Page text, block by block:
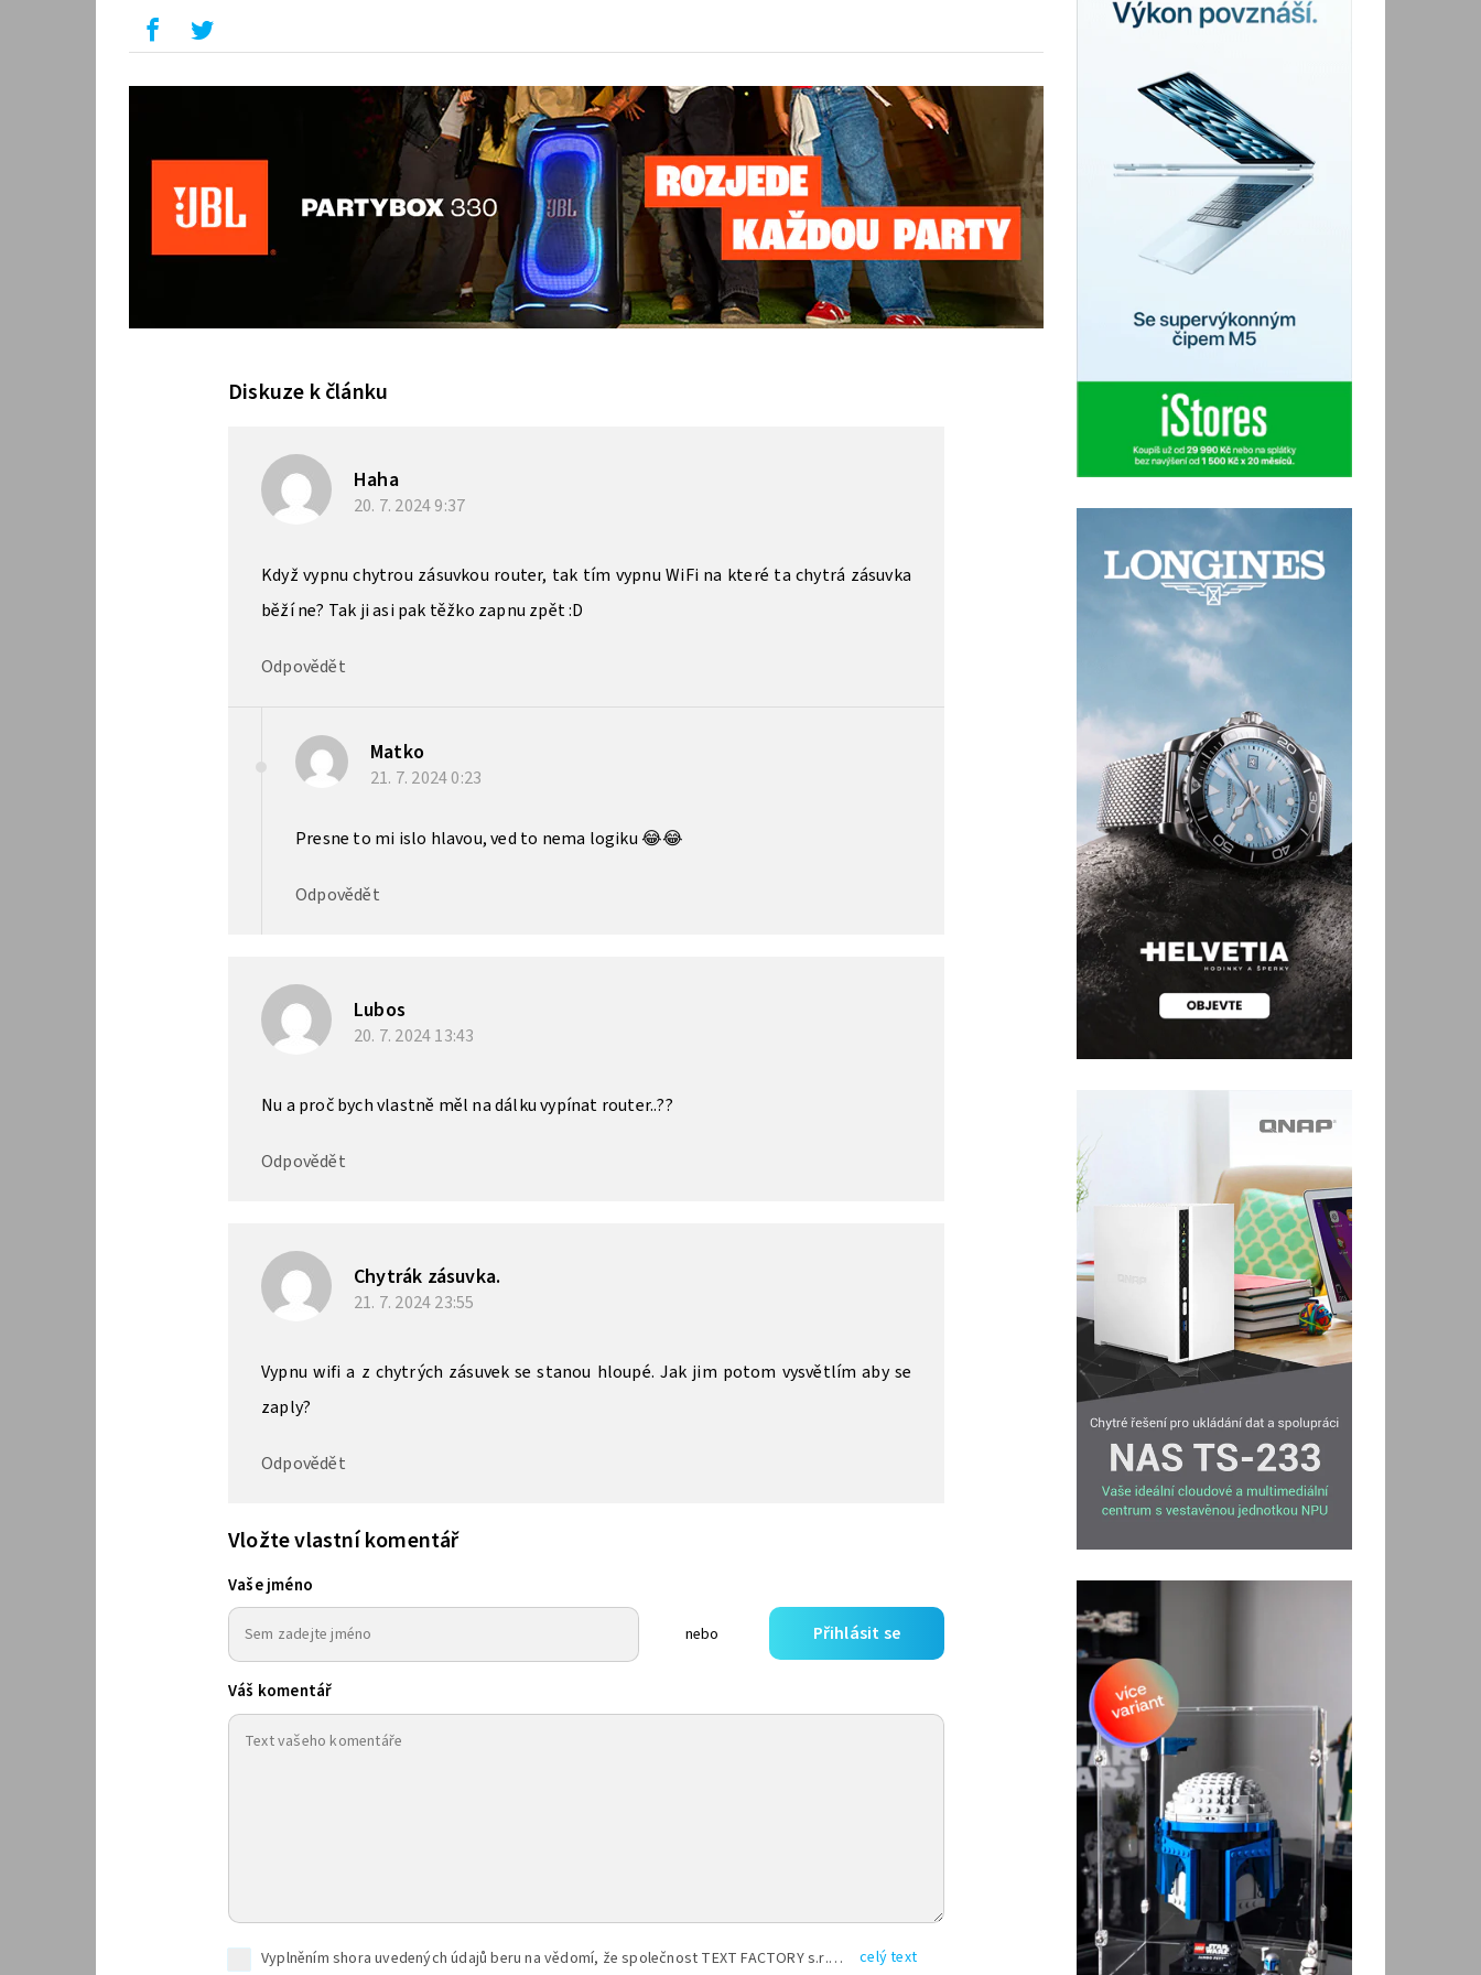
Diskuze k článku
Haha
20. 7. 20249:37
Když vypnu chytrou zásuvkou router, tak tím vypnu WiFi na které ta chytrá zásuvka
běží ne? Tak ji asi pak těžko zapnu zpět :D
Odpovědět
Matko
21. 7. 20240:23
Presne to mi islo hlavou, ved to nema logiku 😂😂
Odpovědět
Lubos
20. 7. 202413:43
Nu a proč bych vlastně měl na dálku vypínat router..??
Odpovědět
Chytrák zásuvka.
21. 7. 202423:55
Vypnu wifi a z chytrých zásuvek se stanou hloupé. Jak jim potom vysvětlím aby se
zaply?
Odpovědět
Vložte vlastní komentář
Vaše jméno
nebo Přihlásit se
Váš komentář
Vyplněním shora uvedených údajů beru na vědomí, že společnost TEXT FACTORY s.r.o., sídlem Brno, Durďákova 336/29, Černá Pole, PSČ: 613 00, IČ: 06157831, zapsané u Krajského soudu v Brně, oddíl C, vložka 100399, bude zpracovávat mé osobní údaje uvedené v rámci mnou vyplněného registračního formuláře na základě oprávněných zájmů TEXT FACTORY s.r.o. dle čl. 6 odst. 1 písm. f) GDPR a pro splnění právních povinností (čl. 6 odst. 1 písm. c) GDPR), a to pro tyto účely: nezbytnost zajistit oprávnění návštěvníka webových stránek provozovaných společností TEXT FACTORY s.r.o. přispívat aktivně ke zveřejněným článkům nebo v rámci diskusních fór a výkon práv TEXT FACTORY s.r.o. jako administrátora těchto diskusních fór. Více informací o zpracování osobních údajů a právech lze nalézt v celý text